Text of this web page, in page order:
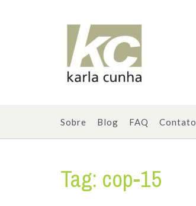
Sobre Blog FAQ Contato
Tag: cop-15